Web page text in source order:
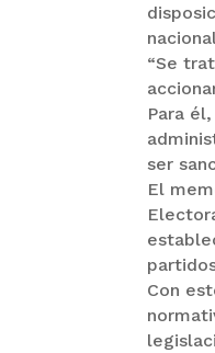
“Se
Para
ser
El
Con